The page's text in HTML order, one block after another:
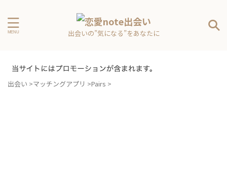
出会いの”気になる”をあなたに
出会い >マッチングアプリ >Pairs >